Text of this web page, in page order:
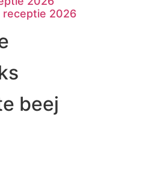
receptie 2026
beej